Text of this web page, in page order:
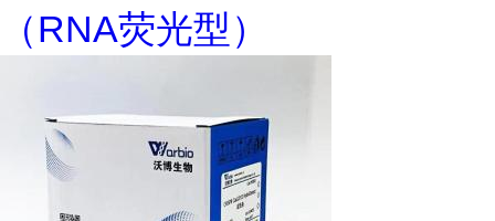
（RNA荧光型）